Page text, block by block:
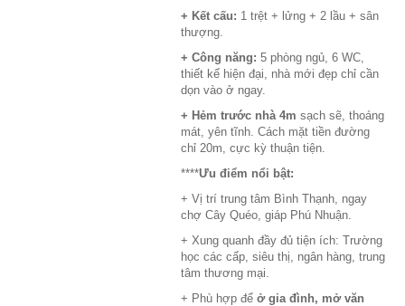
+ Kết cấu: 1 trệt + lửng + 2 lầu + sân
thượng.
+ Công năng: 5 phòng ngủ, 6 WC,
thiết kế hiện đại, nhà mới đẹp chỉ cần
dọn vào ở ngay.
+ Hẻm trước nhà 4m sạch sẽ, thoáng
mát, yên tĩnh. Cách mặt tiền đường
chỉ 20m, cực kỳ thuận tiện.
****Ưu điểm nổi bật:
+ Vị trí trung tâm Bình Thạnh, ngay
chợ Cây Quéo, giáp Phú Nhuận.
+ Xung quanh đầy đủ tiện ích: Trường
học các cấp, siêu thị, ngân hàng, trung
tâm thương mại.
+ Phù hợp để ở gia đình, mở văn